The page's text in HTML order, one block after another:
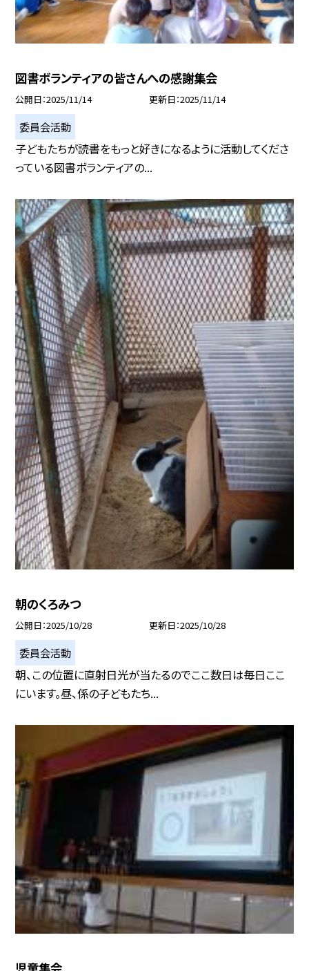
図書ボランティアの皆さんへの感謝集会
公開日 2025/11/14 更新日 2025/11/14
委員会活動
子どもたちが読書をもっと好きになるように活動してくださ
っている図書ボランティアの...
朝のくろみつ
公開日 2025/10/28 更新日 2025/10/28
委員会活動
朝、この位置に直射日光が当たるのでここ数日は毎日ここ
にいます。昼、係の子どもたち...